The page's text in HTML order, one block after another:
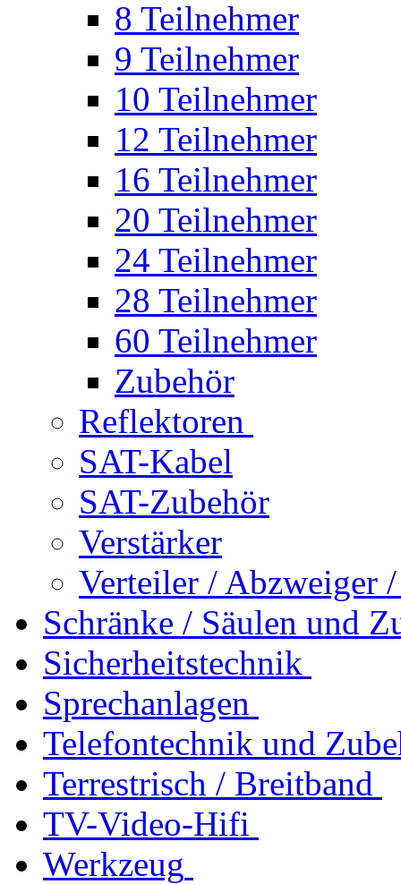
8 Teilnehmer
9 Teilnehmer
10 Teilnehmer
12 Teilnehmer
16 Teilnehmer
20 Teilnehmer
24 Teilnehmer
28 Teilnehmer
60 Teilnehmer
Zubehör
Reflektoren
SAT-Kabel
SAT-Zubehör
Verstärker
Verteiler / Abzweiger
Schränke / Säulen und
Sicherheitstechnik
Sprechanlagen
Telefontechnik und
Terrestrisch / Breitband
TV-Video-Hifi
Werkzeug